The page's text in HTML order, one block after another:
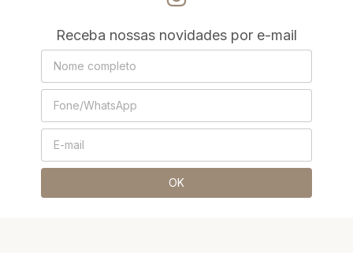
Receba nossas novidades por e-mail